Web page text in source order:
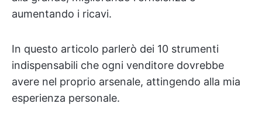
aumentando i ricavi.
In questo articolo parlerò dei 10 strumenti
indispensabili che ogni venditore dovrebbe
avere nel proprio arsenale, attingendo alla mia
esperienza personale.